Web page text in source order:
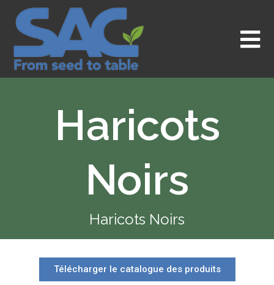
contenu
Haricots
Noirs
Haricots Noirs
Télécharger le catalogue des produits